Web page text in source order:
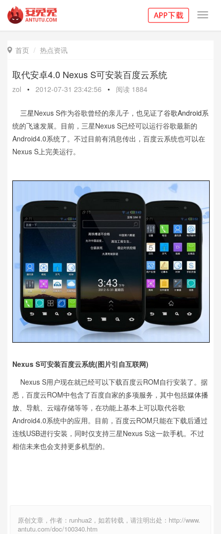
 首页 热点资讯
取代安卓4.0 Nexus S可安装百度云系统
zol • 2012-07-31 23:42:56 • 阅读 1884
三星Nexus S作为谷歌曾经的亲儿子，也见证了谷歌Android系
统的飞速发展。目前，三星Nexus S已经可以运行谷歌最新的
Android4.0系统了。不过目前有消息传出，百度云系统也可以在
Nexus S上完美运行。
Nexus S可安装百度云系统(图片引自互联网)
Nexus S用户现在就已经可以下载百度云ROM自行安装了。据
悉，百度云ROM中包含了百度自家的多项服务，其中包括媒体播
放 、导航、云端存储等等，在功能上基本上可以取代谷歌
Android4.0系统中的应用。目前，百度云ROM只能在下载后通过
连线USB进行安装，同时仅支持三星Nexus S这一款手机。不过
相信未来也会支持更多机型的。
原创文章，作者：runhua2，如若转载，请注明出处：http://www.
antutu.com/doc/100340.htm